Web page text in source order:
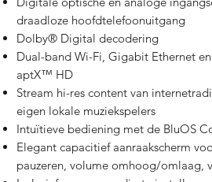
draadloze hoofdtelefoonuitgang
Dolby® Digital decodering
Dual-band Wi-Fi, Gigabit Ethernet
aptX™ HD
Stream hi-res content van
eigen lokale muziekspelers
Intuïtieve bediening met de BluOS
Elegant capacitief aanraakscherm
pauzeren, volume omhoog/omlaag,